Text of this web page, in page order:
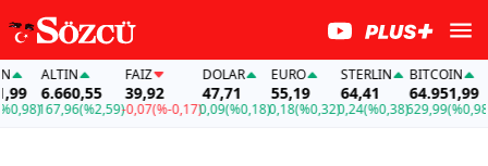
ALTIN
6.660,55
167,96(%2,59)
FAİZ
39,92
-0,07(%-0,17)
DOLAR
47,71
0,09(%0,18)
EURO
55,19
0,18(%0,32)
STERLIN
64,41
0,24(%0,38)
BITCOIN
64.951,99
629,99(%0,98)